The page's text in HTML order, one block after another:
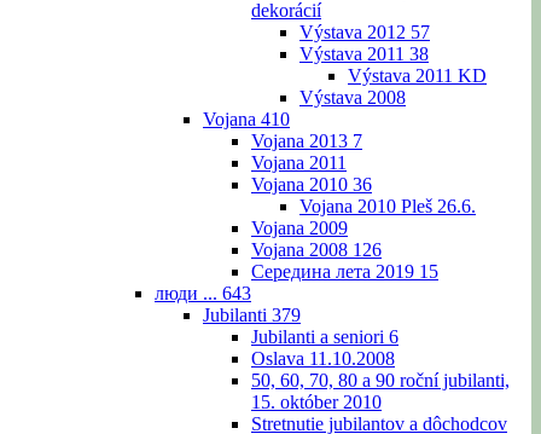
dekorácií
Výstava 2012 57
Výstava 2011 38
Výstava 2011 KD
Výstava 2008
Vojana 410
Vojana 2013 7
Vojana 2011
Vojana 2010 36
Vojana 2010 Pleš 26.6.
Vojana 2009
Vojana 2008 126
Середина лета 2019 15
люди ... 643
Jubilanti 379
Jubilanti a seniori 6
Oslava 11.10.2008
50, 60, 70, 80 a 90 roční jubilanti,
15. október 2010
Stretnutie jubilantov a dôchodcov